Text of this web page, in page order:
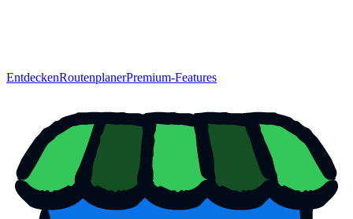
EntdeckenRoutenplanerPremium-Features